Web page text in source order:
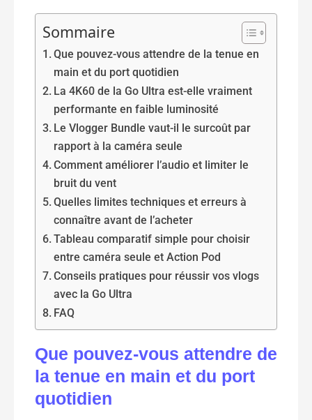
Sommaire
Que pouvez-vous attendre de la tenue en
main et du port quotidien
La 4K60 de la Go Ultra est-elle vraiment
performante en faible luminosité
Le Vlogger Bundle vaut-il le surcoût par
rapport à la caméra seule
Comment améliorer l’audio et limiter le
bruit du vent
Quelles limites techniques et erreurs à
connaître avant de l’acheter
Tableau comparatif simple pour choisir
entre caméra seule et Action Pod
Conseils pratiques pour réussir vos vlogs
avec la Go Ultra
FAQ
Que pouvez-vous attendre de
la tenue en main et du port
quotidien